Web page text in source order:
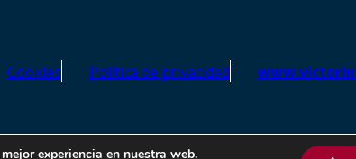
Cookies Política de privacidad
los derechos reservados | SEO de Agencia
experiencia en nuestra web.